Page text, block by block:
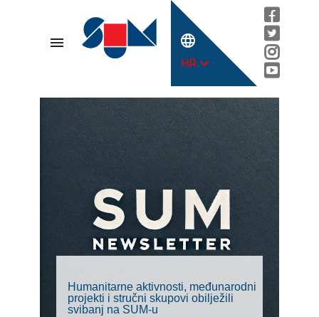
menu language
HRexpand_more
Humanitarne aktivnosti, međunarodni
projekti i stručni skupovi obilježili
svibanj na SUM-u